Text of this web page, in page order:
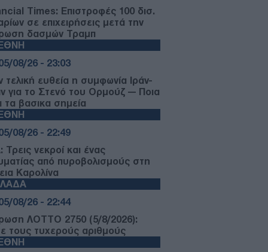
Times: Επιστροφές 100 δισ.
σε επιχειρήσεις μετά την
δασμών Τραμπ
08/26 - 23:03
τελική ευθεία η συμφωνία Ιράν-
για το Στενό του Ορμούζ — Ποια
τα βασικα σημεία
08/26 - 22:49
Τρεις νεκροί και ένας
από πυροβολισμούς στη
Καρολίνα
08/26 - 22:44
ΛΟΤΤΟ 2750 (5/8/2026):
τους τυχερούς αριθμούς